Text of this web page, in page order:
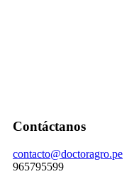
Contáctanos
contacto@doctoragro.pe
965795599